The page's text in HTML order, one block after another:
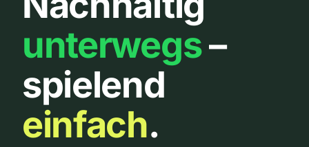
Über uns
Urbanlist
unterwegs–
spielend
einfach.